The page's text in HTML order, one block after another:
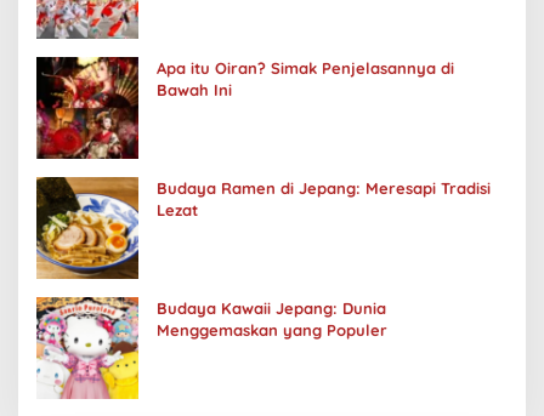
Apa itu Oiran? Simak Penjelasannya di
Bawah Ini
Budaya Ramen di Jepang: Meresapi Tradisi
Lezat
Budaya Kawaii Jepang: Dunia
Menggemaskan yang Populer